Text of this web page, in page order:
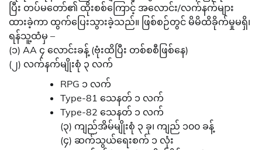
ပြီး တပ်မတော်၏ ထိုးစစ်ကြောင့် အလောင်း/လက်နက်များ
ထားခဲ့ကာ ထွက်ပြေးသွားခဲ့သည်။ ဖြစ်စဉ်တွင် မိမိထိခိုက်မှုမရှိ၊
ရန်သူ့ထံမှ –
(၁) AA ၄ လောင်းခန့် (ဗုံးထိပြီး တစ်စစီဖြစ်နေ)
(၂) လက်နက်မျိုးစုံ ၃ လက်
RPG ၁ လက်
Type-81 သေနတ် ၁ လက်
Type-82 သေနတ် ၁ လက်
(၃) ကျည်အိမ်မျိုးစုံ ၃ ခု၊ ကျည် ၁၀၀ ခန့်
(၄) ဆက်သွယ်ရေးစက် ၁ လုံး